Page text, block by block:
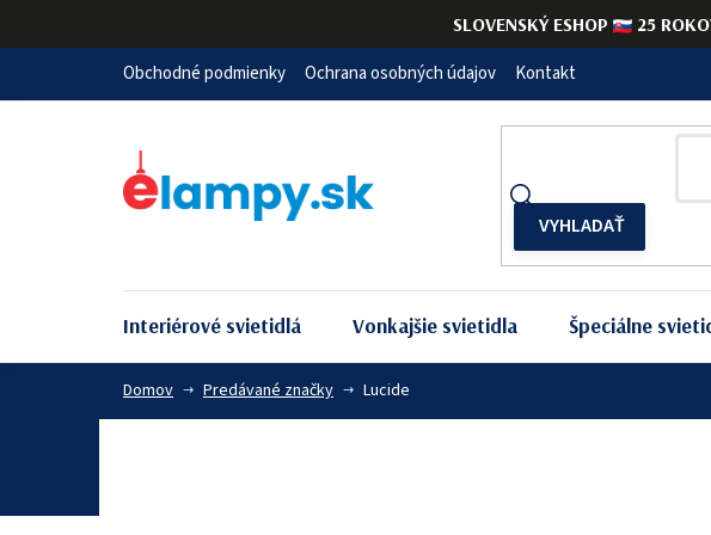
SLOVENSKÝ ESHOP 25
Obchodné podmienky Ochrana osobných údajov Kontakt
Interiérové svietidlá Vonkajšie svietidla Špeciálne
Domov Predávané značky Lucide